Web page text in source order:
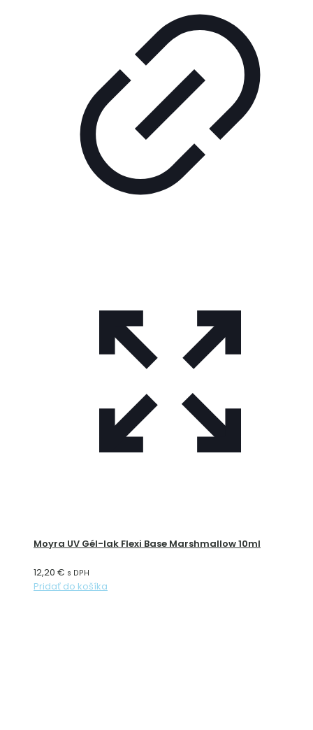
Moyra UV Gél-lak Flexi Base Marshmallow 10ml
12,20 € s DPH
Pridať do košíka